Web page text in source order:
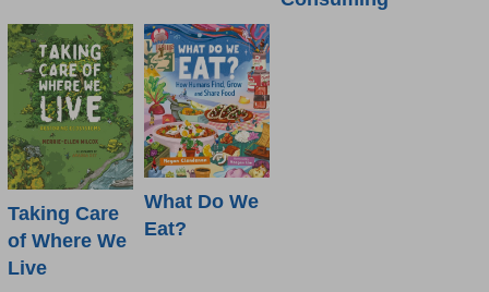
Taking Care
of Where We
Live
What Do We
Eat?